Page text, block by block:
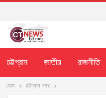
চট্টগ্রাম জাতীয় রাজনীতি
হোম চট্টগ্রাম নগর